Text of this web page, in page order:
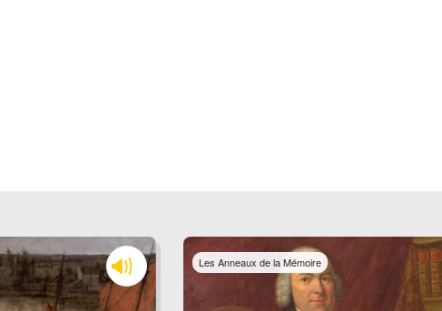
Les Anneaux de la Mémoire